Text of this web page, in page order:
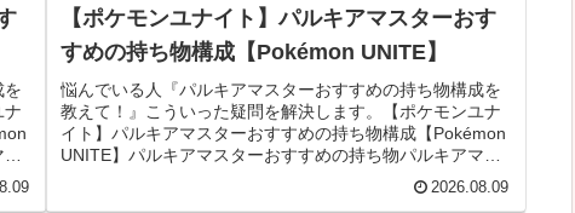
を
ナ
【ポケモンユナイト】パルキアマスターおす
すめの持ち物構成【Pokémon UNITE】
悩んでいる人『パルキアマスターおすすめの持ち物構成を
教えて！』こういった疑問を解決します。【ポケモンユナ
イト】パルキアマスターおすすめの持ち物構成【Pokémon
UNITE】パルキアマスターおすすめの持ち物パルキアマス
2026.08.09